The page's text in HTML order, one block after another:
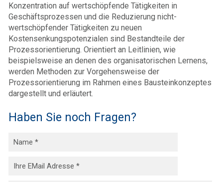
Konzentration auf wertschöpfende Tätigkeiten in
Geschäftsprozessen und die Reduzierung nicht-
wertschöpfender Tätigkeiten zu neuen
Kostensenkungspotenzialen sind Bestandteile der
Prozessorientierung. Orientiert an Leitlinien, wie
beispielsweise an denen des organisatorischen Lernens,
werden Methoden zur Vorgehensweise der
Prozessorientierung im Rahmen eines Bausteinkonzeptes
dargestellt und erläutert.
Haben Sie noch Fragen?